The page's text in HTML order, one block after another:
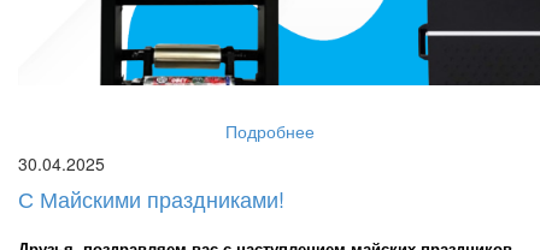
Подробнее
30.04.2025
С Майскими праздниками!